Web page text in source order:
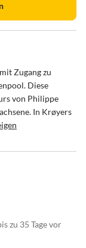
Zugang zu
Diese
von Philippe
In Krøyers
zu 35 Tage vor